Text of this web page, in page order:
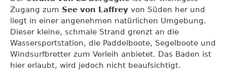
Zugang zum See von Laffrey von Süden her und
liegt in einer angenehmen natürlichen Umgebung.
Dieser kleine, schmale Strand grenzt an die
Wassersportstation, die Paddelboote, Segelboote und
Windsurfbretter zum Verleih anbietet. Das Baden ist
hier erlaubt, wird jedoch nicht beaufsichtigt.